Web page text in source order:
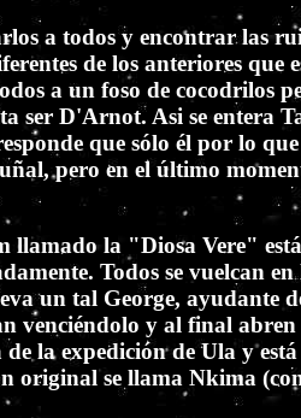
a todos y encontrar las
de los anteriores que
a un foso de cocodrilos
ser D'Arnot. Asi se entera
que sólo él por lo que
pero en el último
llamado la "Diosa Vere"
Todos se vuelcan en
un tal George, ayudante
venciéndolo y al final
la expedición de Ula y está
original se llama Nkima